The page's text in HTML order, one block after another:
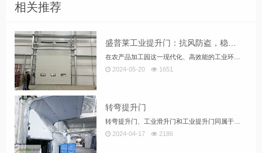
相关推荐
盛普莱工业提升门：抗风防盗，稳定安全农产品加工园用门优选
2024-05-20
1651
转弯提升门
2024-04-17
2186